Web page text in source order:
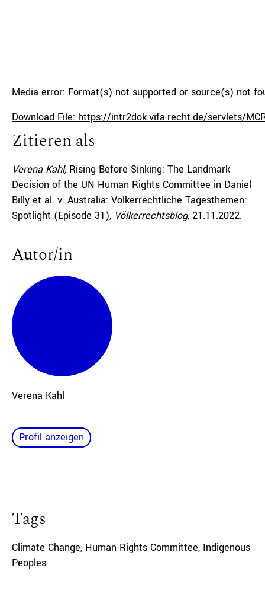
Media error: Format(s) not supported or source(s) not
Download File: https://intr2dok.vifa-recht.de/servlets/
00:00
Zitieren als
Verena Kahl, Rising Before Sinking: The Landmark
Decision of the UN Human Rights Committee in Daniel
Billy et al. v. Australia: Völkerrechtliche Tagesthemen:
Spotlight (Episode 31), Völkerrechtsblog, 21.11.2022.
Autor/in
Verena Kahl
Profil anzeigen
Tags
Climate Change, Human Rights Committee, Indigenous
Peoples